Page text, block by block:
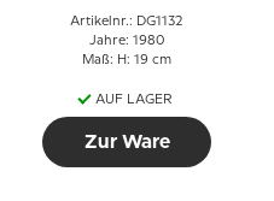
Artikelnr.: DG1132
Jahre: 1980
Maß: H: 19 cm
AUF LAGER
Zur Ware